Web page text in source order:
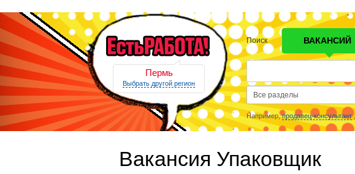
Пермь
Выбрать другой регион
Поиск ВАКАНСИЙ
Например,продавец-консультант,
Вакансия Упаковщик